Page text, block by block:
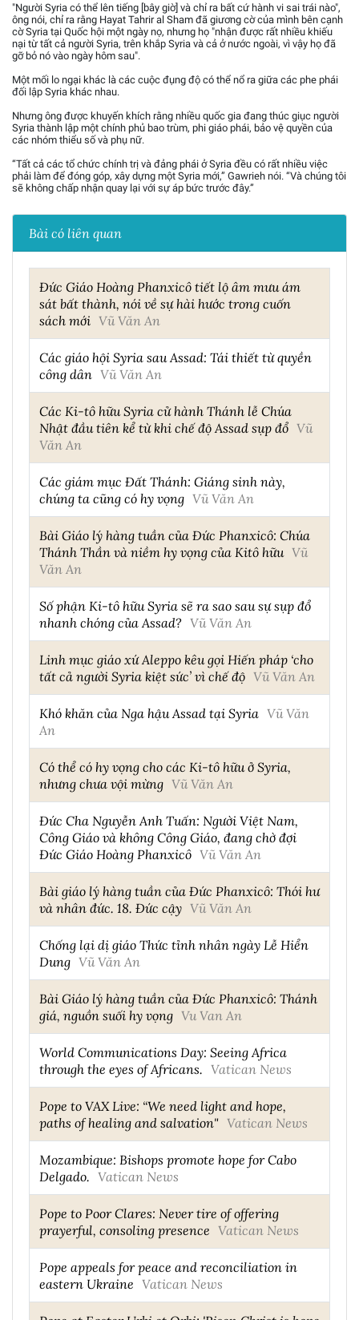
"Người Syria có thể lên tiếng [bây giờ] và chỉ ra bất cứ hành vi sai trái nào",
ông nói, chỉ ra rằng Hayat Tahrir al Sham đã giương cờ của mình bên cạnh
cờ Syria tại Quốc hội một ngày nọ, nhưng họ "nhận được rất nhiều khiếu
nại từ tất cả người Syria, trên khắp Syria và cả ở nước ngoài, vì vậy họ đã
gỡ bỏ nó vào ngày hôm sau".
Một mối lo ngại khác là các cuộc đụng độ có thể nổ ra giữa các phe phái
đối lập Syria khác nhau.
Nhưng ông được khuyến khích rằng nhiều quốc gia đang thúc giục người
Syria thành lập một chính phủ bao trùm, phi giáo phái, bảo vệ quyền của
các nhóm thiểu số và phụ nữ.
“Tất cả các tổ chức chính trị và đảng phái ở Syria đều có rất nhiều việc
phải làm để đóng góp, xây dựng một Syria mới,” Gawrieh nói. “Và chúng tôi
sẽ không chấp nhận quay lại với sự áp bức trước đây.”
Bài có liên quan
Đức Giáo Hoàng Phanxicô tiết lộ âm mưu ám
sát bất thành, nói về sự hài hước trong cuốn
sách mới Vũ Văn An
Các giáo hội Syria sau Assad: Tái thiết từ quyền
công dân Vũ Văn An
Các Ki-tô hữu Syria cử hành Thánh lễ Chúa
Nhật đầu tiên kể từ khi chế độ Assad sụp đổ Vũ
Văn An
Các giám mục Đất Thánh: Giáng sinh này,
chúng ta cũng có hy vọng Vũ Văn An
Bài Giáo lý hàng tuần của Đức Phanxicô: Chúa
Thánh Thần và niềm hy vọng của Kitô hữu Vũ
Văn An
Số phận Ki-tô hữu Syria sẽ ra sao sau sự sụp đổ
nhanh chóng của Assad? Vũ Văn An
Linh mục giáo xứ Aleppo kêu gọi Hiến pháp ‘cho
tất cả người Syria kiệt sức’ vì chế độ Vũ Văn An
Khó khăn của Nga hậu Assad tại Syria Vũ Văn
An
Có thể có hy vọng cho các Ki-tô hữu ở Syria,
nhưng chưa vội mừng Vũ Văn An
Đức Cha Nguyễn Anh Tuấn: Người Việt Nam,
Công Giáo và không Công Giáo, đang chờ đợi
Đức Giáo Hoàng Phanxicô Vũ Văn An
Bài giáo lý hàng tuần của Đức Phanxicô: Thói hư
và nhân đức. 18. Đức cậy Vũ Văn An
Chống lại dị giáo Thức tỉnh nhân ngày Lễ Hiển
Dung Vũ Văn An
Bài Giáo lý hàng tuần của Đức Phanxicô: Thánh
giá, nguồn suối hy vọng Vu Van An
World Communications Day: Seeing Africa
through the eyes of Africans. Vatican News
Pope to VAX Live: “We need light and hope,
paths of healing and salvation" Vatican News
Mozambique: Bishops promote hope for Cabo
Delgado. Vatican News
Pope to Poor Clares: Never tire of offering
prayerful, consoling presence Vatican News
Pope appeals for peace and reconciliation in
eastern Ukraine Vatican News